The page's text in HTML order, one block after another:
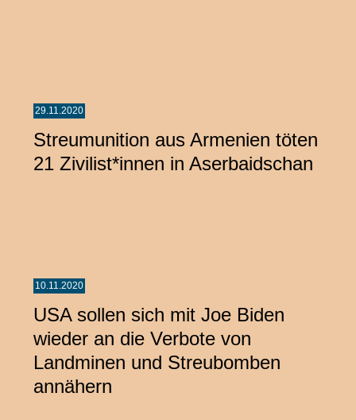
29.11.2020
Streumunition aus Armenien töten
21 Zivilist*innen in Aserbaidschan
10.11.2020
USA sollen sich mit Joe Biden
wieder an die Verbote von
Landminen und Streubomben
annähern